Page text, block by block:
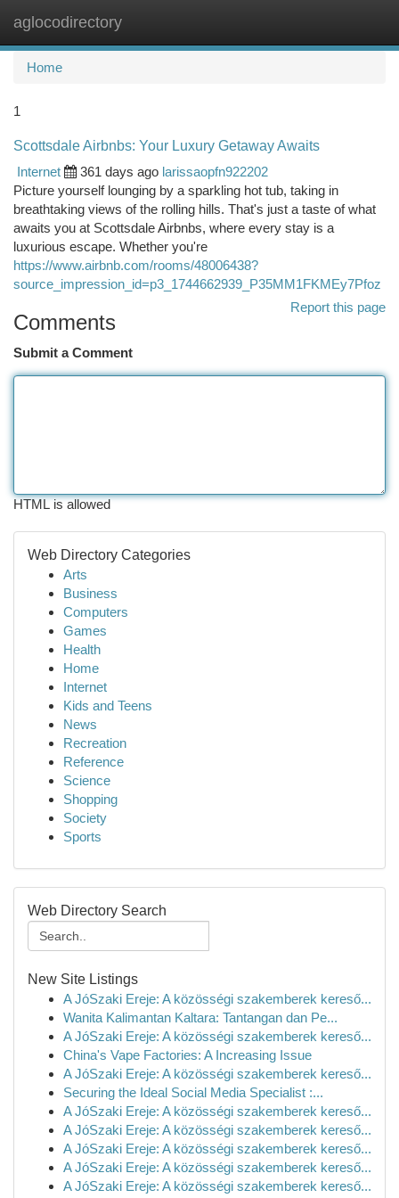
aglocodirectory
Home
1
Scottsdale Airbnbs: Your Luxury Getaway Awaits
Internet
361 days ago larissaopfn922202
Picture yourself lounging by a sparkling hot tub, taking in
breathtaking views of the rolling hills. That's just a taste of what
awaits you at Scottsdale Airbnbs, where every stay is a
luxurious escape. Whether you're
https://www.airbnb.com/rooms/48006438?
source_impression_id=p3_1744662939_P35MM1FKMEy7Pfoz
Report this page
Comments
Submit a Comment
HTML is allowed
Web Directory Categories
Arts
Business
Computers
Games
Health
Home
Internet
Kids and Teens
News
Recreation
Reference
Science
Shopping
Society
Sports
Web Directory Search
New Site Listings
A JóSzaki Ereje: A közösségi szakemberek kereső...
Wanita Kalimantan Kaltara: Tantangan dan Pe...
A JóSzaki Ereje: A közösségi szakemberek kereső...
China's Vape Factories: A Increasing Issue
A JóSzaki Ereje: A közösségi szakemberek kereső...
Securing the Ideal Social Media Specialist :...
A JóSzaki Ereje: A közösségi szakemberek kereső...
A JóSzaki Ereje: A közösségi szakemberek kereső...
A JóSzaki Ereje: A közösségi szakemberek kereső...
A JóSzaki Ereje: A közösségi szakemberek kereső...
A JóSzaki Ereje: A közösségi szakemberek kereső...